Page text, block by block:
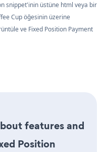
snippet'inin üstüne html veya bir
Cup öğesinin üzerine
ve Fixed Position Payment
features and
Position